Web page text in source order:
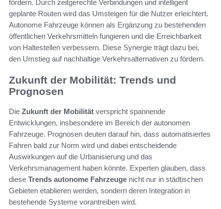
fördern. Durch zeitgerechte Verbindungen und intelligent
geplante Routen wird das Umsteigen für die Nutzer erleichtert.
Autonome Fahrzeuge können als Ergänzung zu bestehenden
öffentlichen Verkehrsmitteln fungieren und die Erreichbarkeit
von Haltestellen verbessern. Diese Synergie trägt dazu bei,
den Umstieg auf nachhaltige Verkehrsalternativen zu fördern.
Zukunft der Mobilität: Trends und
Prognosen
Die Zukunft der Mobilität verspricht spannende
Entwicklungen, insbesondere im Bereich der autonomen
Fahrzeuge. Prognosen deuten darauf hin, dass automatisiertes
Fahren bald zur Norm wird und dabei entscheidende
Auswirkungen auf die Urbanisierung und das
Verkehrsmanagement haben könnte. Experten glauben, dass
diese Trends autonome Fahrzeuge nicht nur in städtischen
Gebieten etablieren werden, sondern deren Integration in
bestehende Systeme vorantreiben wird.